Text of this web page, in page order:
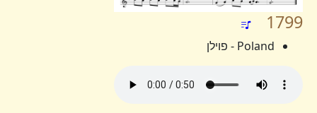
1799
Poland - פוילן